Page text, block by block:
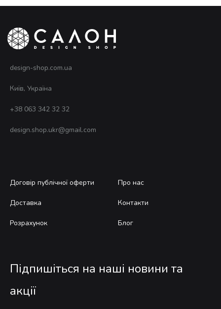
design-shop.com.ua
Київ, Україна
+38 063 342 32 32
design.shop.ukr@gmail.com
Договір публічної оферти
Доставка
Розрахунок
Про нас
Контакти
Блог
Підпишіться на наші новини та
акції